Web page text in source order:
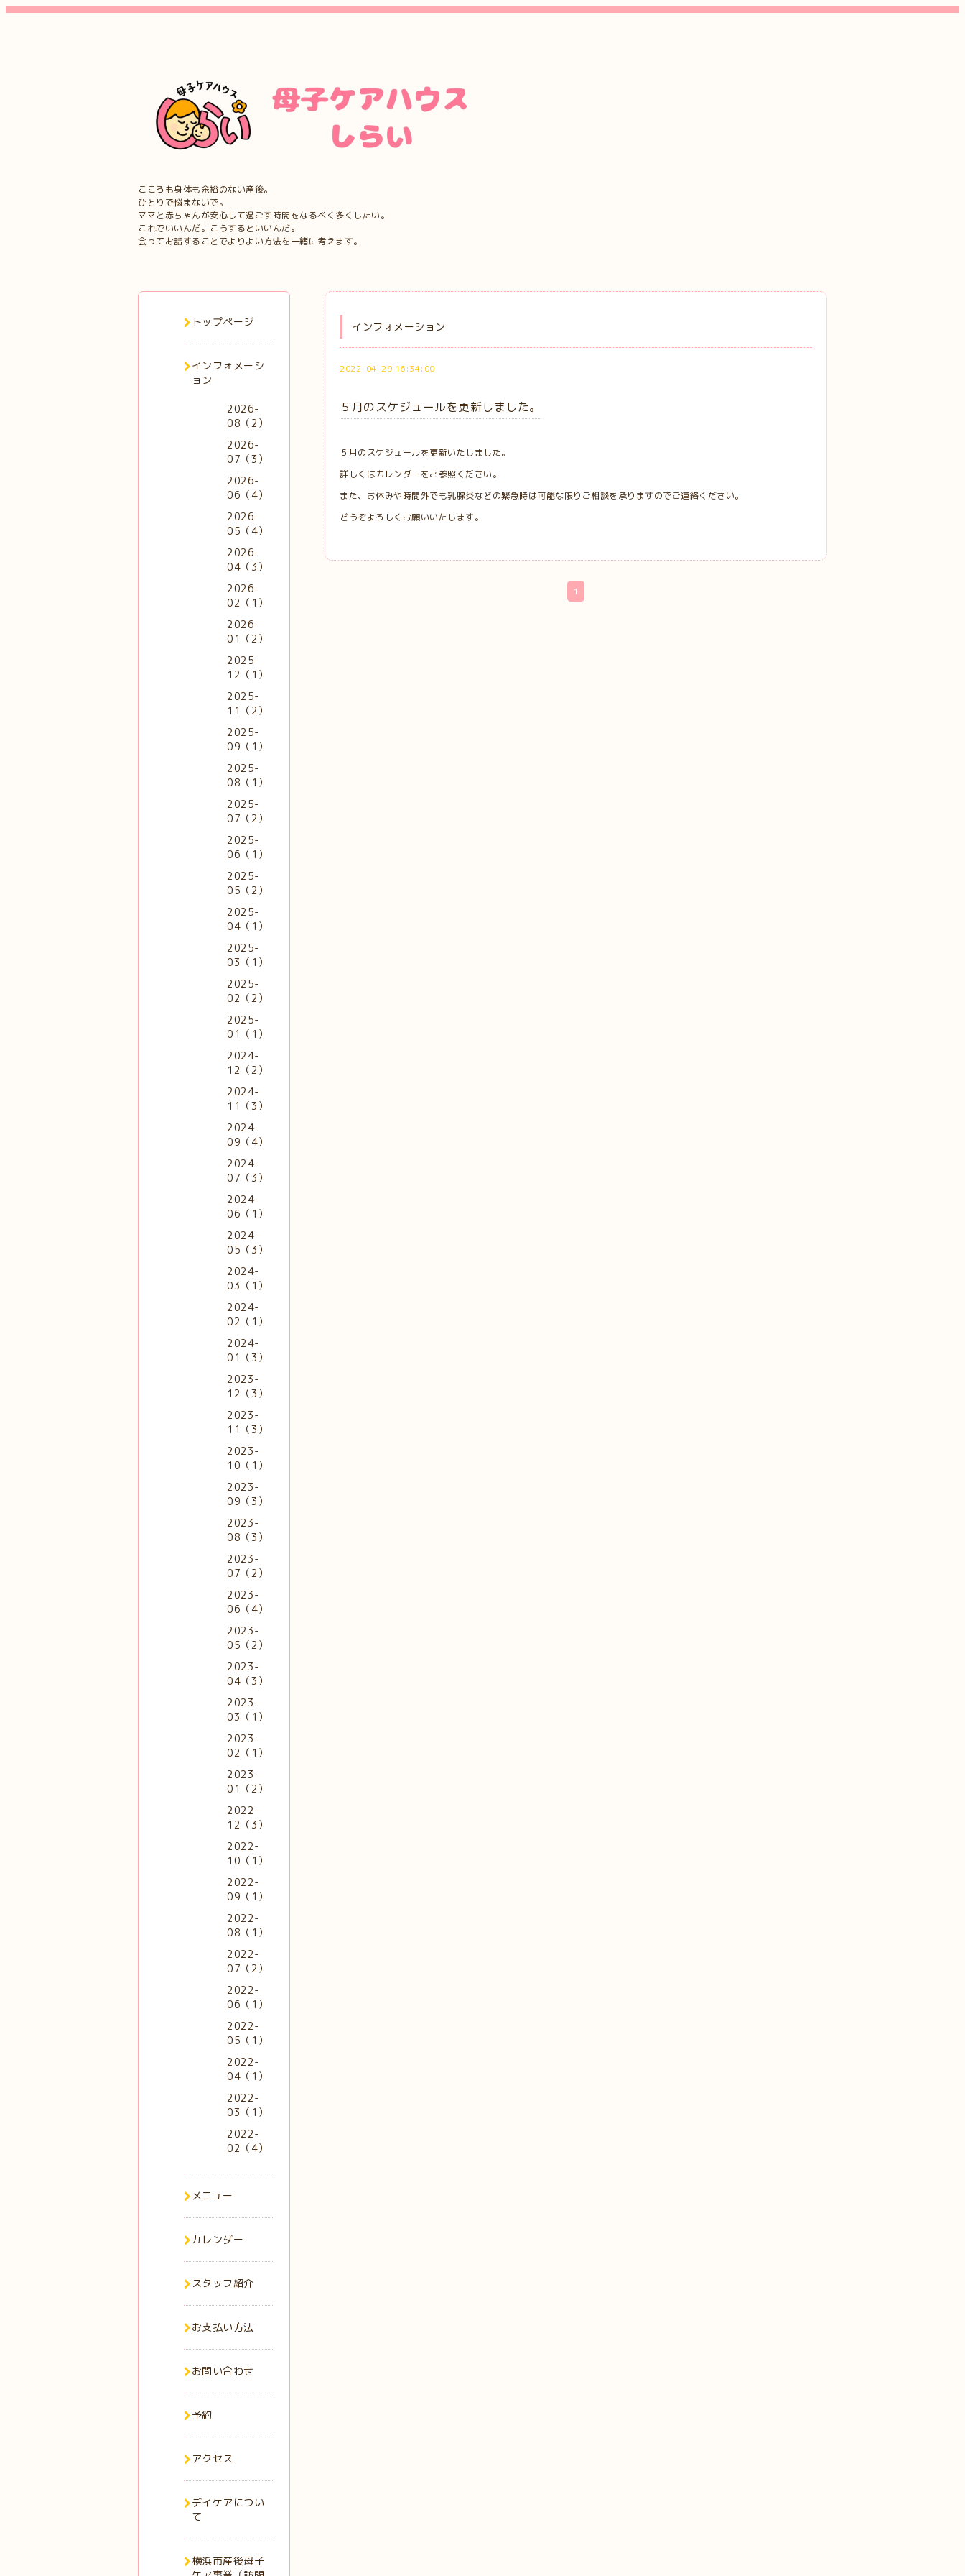
こころも身体も余裕のない産後。
ひとりで悩まないで。
ママと赤ちゃんが安心して過ごす時間をなるべく多くしたい。
これでいいんだ。こうするといいんだ。
会ってお話することでよりよい方法を一緒に考えます。
インフォメーション
2022-04-29 16:34:00
５月のスケジュールを更新しました。
５月のスケジュールを更新いたしました。
詳しくはカレンダーをご参照ください。
また、お休みや時間外でも乳腺炎などの緊急時は可能な限りご相談を承りますのでご連絡ください。
どうぞよろしくお願いいたします。
1
トップページ
インフォメーシ
ョン
2026-
08（2）
2026-
07（3）
2026-
06（4）
2026-
05（4）
2026-
04（3）
2026-
02（1）
2026-
01（2）
2025-
12（1）
2025-
11（2）
2025-
09（1）
2025-
08（1）
2025-
07（2）
2025-
06（1）
2025-
05（2）
2025-
04（1）
2025-
03（1）
2025-
02（2）
2025-
01（1）
2024-
12（2）
2024-
11（3）
2024-
09（4）
2024-
07（3）
2024-
06（1）
2024-
05（3）
2024-
03（1）
2024-
02（1）
2024-
01（3）
2023-
12（3）
2023-
11（3）
2023-
10（1）
2023-
09（3）
2023-
08（3）
2023-
07（2）
2023-
06（4）
2023-
05（2）
2023-
04（3）
2023-
03（1）
2023-
02（1）
2023-
01（2）
2022-
12（3）
2022-
10（1）
2022-
09（1）
2022-
08（1）
2022-
07（2）
2022-
06（1）
2022-
05（1）
2022-
04（1）
2022-
03（1）
2022-
02（4）
メニュー
カレンダー
スタッフ紹介
お支払い方法
お問い合わせ
予約
アクセス
デイケアについ
て
横浜市産後母子